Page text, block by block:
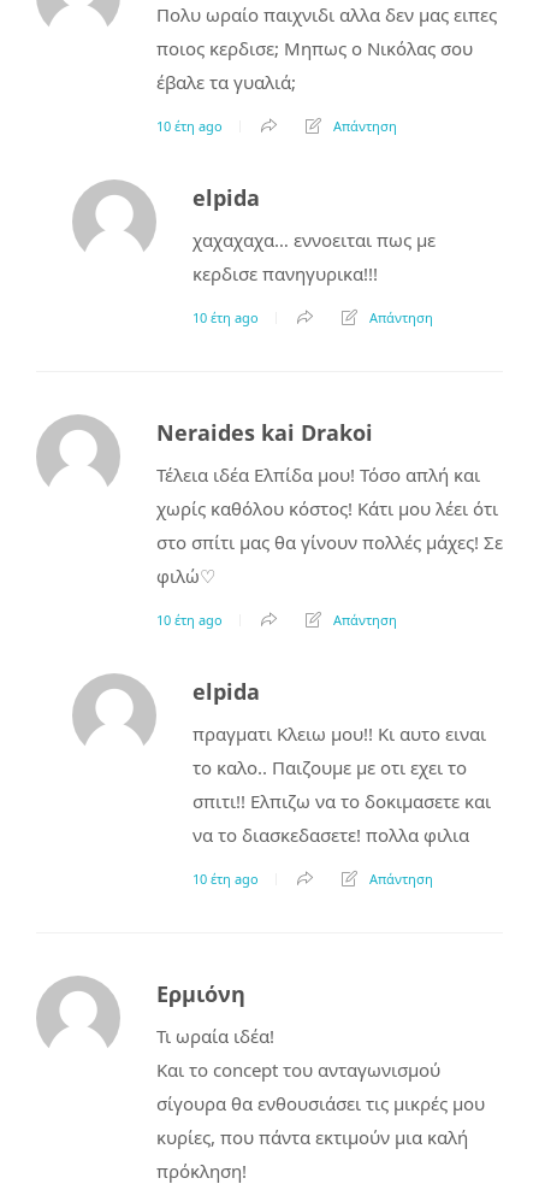
Πολυ ωραίο παιχνιδι αλλα δεν μας ειπες
ποιος κερδισε; Μηπως ο Νικόλας σου
έβαλε τα γυαλιά;
10 έτη ago Απάντηση
elpida
χαχαχαχα… εννοειται πως με
κερδισε πανηγυρικα!!!
10 έτη ago Απάντηση
Neraides kai Drakoi
Τέλεια ιδέα Ελπίδα μου! Τόσο απλή και
χωρίς καθόλου κόστος! Κάτι μου λέει ότι
στο σπίτι μας θα γίνουν πολλές μάχες! Σε
φιλώ♡
10 έτη ago Απάντηση
elpida
πραγματι Κλειω μου!! Κι αυτο ειναι
το καλο.. Παιζουμε με οτι εχει το
σπιτι!! Ελπιζω να το δοκιμασετε και
να το διασκεδασετε! πολλα φιλια
10 έτη ago Απάντηση
Ερμιόνη
Τι ωραία ιδέα!
Και το concept του ανταγωνισμού
σίγουρα θα ενθουσιάσει τις μικρές μου
κυρίες, που πάντα εκτιμούν μια καλή
πρόκληση!